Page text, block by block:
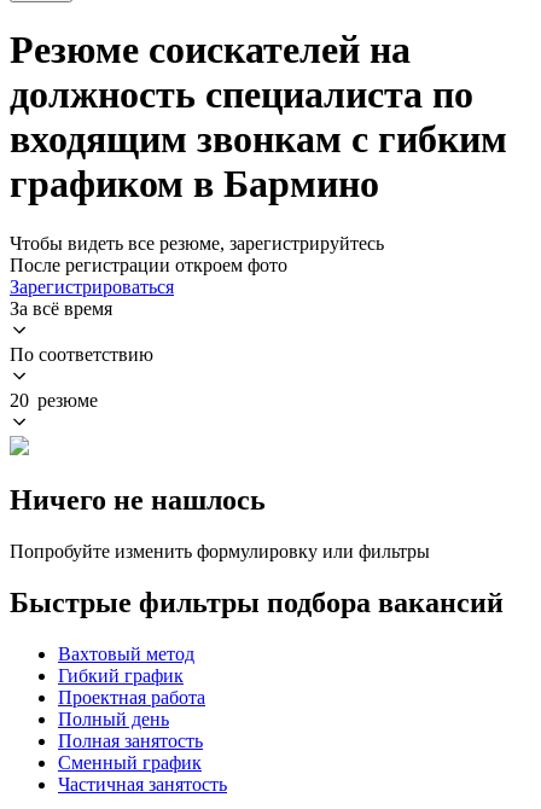
Резюме соискателей на
должность специалиста по
входящим звонкам с гибким
графиком в Бармино
Чтобы видеть все резюме, зарегистрируйтесь
После регистрации откроем фото
Зарегистрироваться
За всё время
По соответствию
20 резюме
Ничего не нашлось
Попробуйте изменить формулировку или фильтры
Быстрые фильтры подбора вакансий
Вахтовый метод
Гибкий график
Проектная работа
Полный день
Полная занятость
Сменный график
Частичная занятость